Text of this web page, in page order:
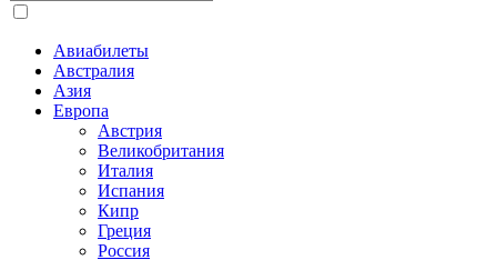
Авиабилеты
Австралия
Азия
Европа
Австрия
Великобритания
Италия
Испания
Кипр
Греция
Россия